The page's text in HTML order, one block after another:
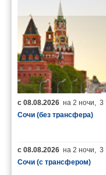
с 08.08.2026 на 2 ночи, 3
Сочи (без трансфера)
с 08.08.2026 на 2 ночи, 3
Сочи (с трансфером)